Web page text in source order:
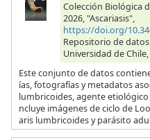
Colección Biológica
2026, "Ascariasis",
https://doi.org/
Repositorio de
Universidad de Chile,
Este conjunto de datos
ías, fotografías y metadatos
lumbricoides, agente etiológico
ncluye imágenes de ciclo de
aris lumbricoides y parásito